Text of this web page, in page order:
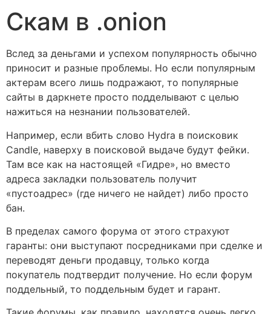
Скам в .onion
Вслед за деньгами и успехом популярность обычно
приносит и разные проблемы. Но если популярным
актерам всего лишь подражают, то популярные
сайты в даркнете просто подделывают с целью
нажиться на незнании пользователей.
Например, если вбить слово Hydra в поисковик
Candle, наверху в поисковой выдаче будут фейки.
Там все как на настоящей «Гидре», но вместо
адреса закладки пользователь получит
«пустоадрес» (где ничего не найдет) либо просто
бан.
В пределах самого форума от этого страхуют
гаранты: они выступают посредниками при сделке и
переводят деньги продавцу, только когда
покупатель подтвердит получение. Но если форум
поддельный, то поддельным будет и гарант.